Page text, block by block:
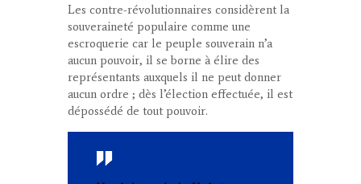
Les contre-révolutionnaires considèrent la
souveraineté populaire comme une
escroquerie car le peuple souverain n’a
aucun pouvoir, il se borne à élire des
représentants auxquels il ne peut donner
aucun ordre ; dès l’élection effectuée, il est
dépossédé de tout pouvoir.